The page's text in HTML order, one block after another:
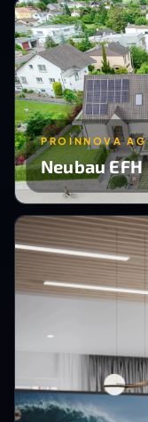
PROINNOVA AG
Neubau EFH